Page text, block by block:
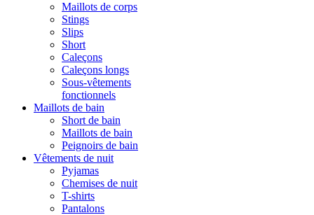
Maillots de corps
Stings
Slips
Short
Caleçons
Caleçons longs
Sous-vêtements
fonctionnels
Maillots de bain
Short de bain
Maillots de bain
Peignoirs de bain
Vêtements de nuit
Pyjamas
Chemises de nuit
T-shirts
Pantalons